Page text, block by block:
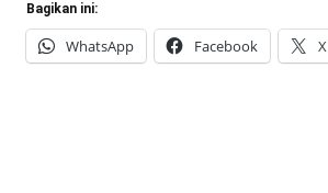
Bagikan ini:
WhatsApp Facebook X